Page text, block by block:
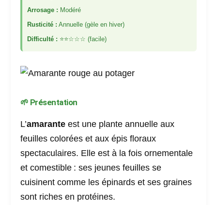
Arrosage : Modéré
Rusticité : Annuelle (gèle en hiver)
Difficulté : ⭐⭐☆☆☆ (facile)
🌱 Présentation
L’amarante est une plante annuelle aux
feuilles colorées et aux épis floraux
spectaculaires. Elle est à la fois ornementale
et comestible : ses jeunes feuilles se
cuisinent comme les épinards et ses graines
sont riches en protéines.